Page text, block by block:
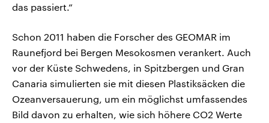
das passiert.“
Schon 2011 haben die Forscher des GEOMAR im
Raunefjord bei Bergen Mesokosmen verankert. Auch
vor der Küste Schwedens, in Spitzbergen und Gran
Canaria simulierten sie mit diesen Plastiksäcken die
Ozeanversauerung, um ein möglichst umfassendes
Bild davon zu erhalten, wie sich höhere CO2 Werte